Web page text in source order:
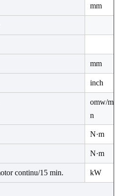
mm
mm
inch
omw/mi
n
N·m
N·m
continu/15 min. kW